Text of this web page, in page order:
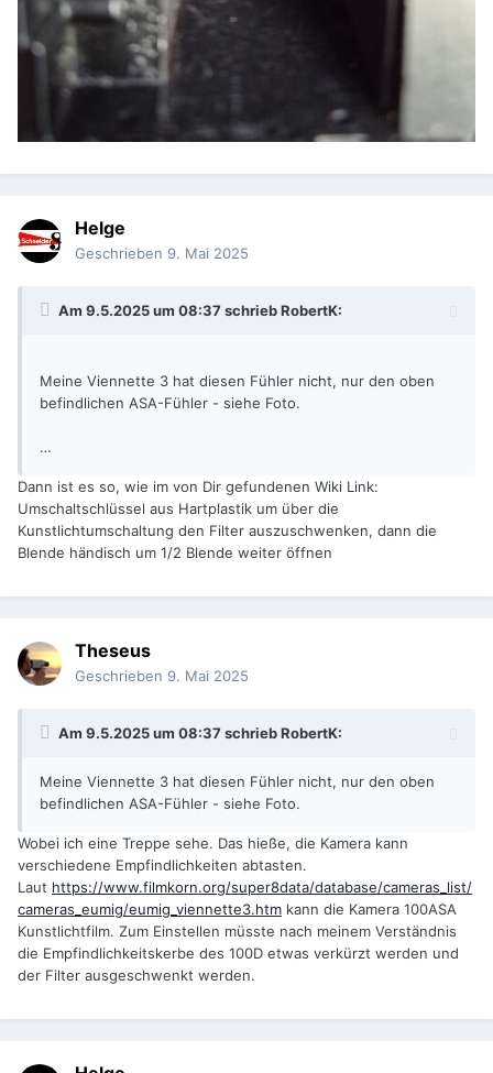
Helge
Geschrieben 9. Mai 2025
Am 9.5.2025 um 08:37 schriebRobertK:
Meine Viennette 3 hat diesen Fühler nicht, nur den oben
befindlichen ASA-Fühler - siehe Foto.
…
Dann ist es so, wie im von Dir gefundenen Wiki Link:
Umschaltschlüssel aus Hartplastik um über die
Kunstlichtumschaltung den Filter auszuschwenken, dann die
Blende händisch um 1/2 Blende weiter öffnen
Theseus
Geschrieben 9. Mai 2025
Am 9.5.2025 um 08:37 schriebRobertK:
Meine Viennette 3 hat diesen Fühler nicht, nur den oben
befindlichen ASA-Fühler - siehe Foto.
Wobei ich eine Treppe sehe. Das hieße, die Kamera kann
verschiedene Empfindlichkeiten abtasten.
Laut https://www.filmkorn.org/super8data/database/cameras_list/
cameras_eumig/eumig_viennette3.htm kann die Kamera 100ASA
Kunstlichtfilm. Zum Einstellen müsste nach meinem Verständnis
die Empfindlichkeitskerbe des 100D etwas verkürzt werden und
der Filter ausgeschwenkt werden.